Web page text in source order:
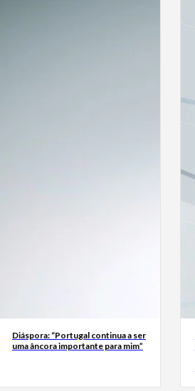
Diáspora: “Portugal continua a ser
uma âncora importante para mim”